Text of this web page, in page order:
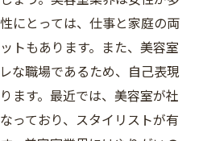
にとっては、仕事と家庭の両
トもあります。また、美容室
な職場であるため、自己表現
ます。最近では、美容室が社
っており、スタイリストが有